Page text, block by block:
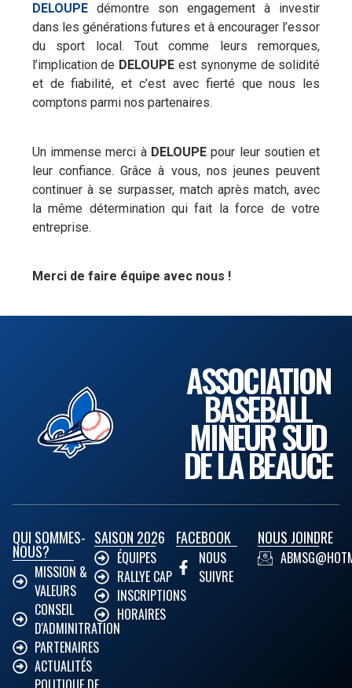
DELOUPEdémontre son engagement à investir
dans les générations futures et à encourager l’essor
du sport local. Tout comme leurs remorques,
l’implication de DELOUPE est synonyme de solidité
et de fiabilité, et c’est avec fierté que nous les
comptons parmi nos partenaires.
Un immense merci à DELOUPE pour leur soutien et
leur confiance. Grâce à vous, nos jeunes peuvent
continuer à se surpasser, match après match, avec
la même détermination qui fait la force de votre
entreprise.
Merci de faire équipe avec nous !
ASSOCIATION
BASEBALL
MINEUR SUD
DE LA BEAUCE
QUI SOMMES-
NOUS?
MISSION &
VALEURS
CONSEIL
D'ADMINITRATION
PARTENAIRES
ACTUALITÉS
SAISON 2026
ÉQUIPES
RALLYE CAP
INSCRIPTIONS
HORAIRES
FACEBOOK
NOUS
SUIVRE
NOUS JOINDRE